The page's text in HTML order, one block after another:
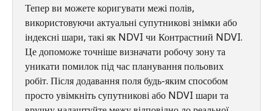
Тепер ви можете коригувати межі полів,
використовуючи актуальні супутникові знімки або
індексні шари, такі як NDVI чи Контрастний NDVI.
Це допоможе точніше визначати робочу зону та
уникати помилок під час планування польових
робіт. Після додавання поля будь-яким способом
просто увімкніть супутникові або NDVI шари та